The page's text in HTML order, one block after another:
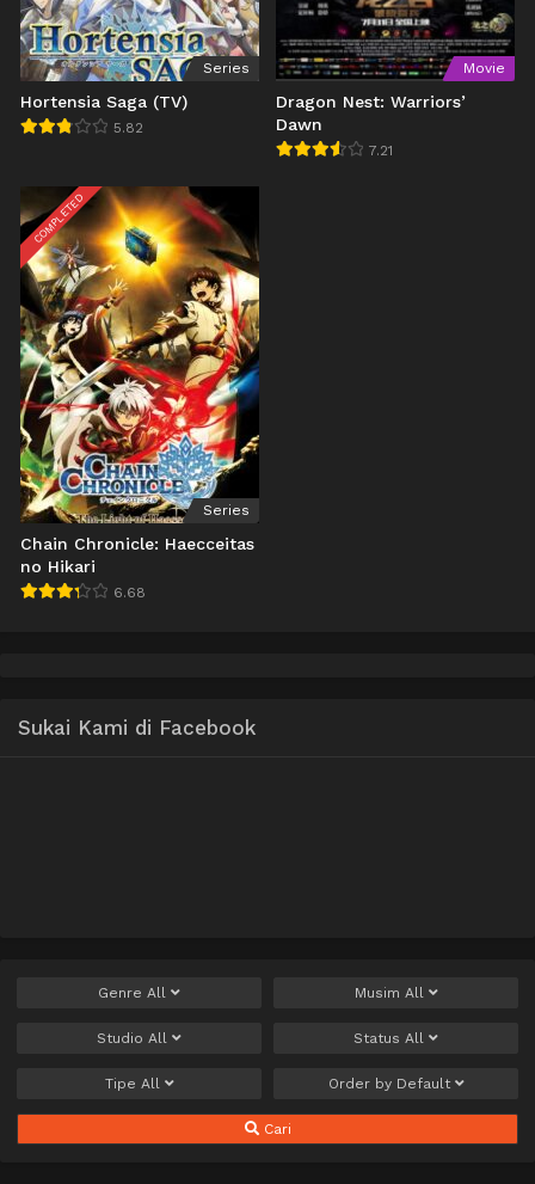
Series
Hortensia Saga (TV)
5.82
Movie
Dragon Nest: Warriors’
Dawn
7.21
COMPLETED
Series
Chain Chronicle: Haecceitas
no Hikari
6.68
Sukai Kami di Facebook
Genre All Musim All
Studio All Status All
Tipe All Order by Default
Cari